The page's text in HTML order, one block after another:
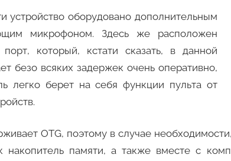
устройство оборудовано дополнительным
микрофоном. Здесь же расположен
порт, который, кстати сказать, в данной
безо всяких задержек очень оперативно,
легко берет на себя функции пульта от
OTG, поэтому в случае
накопитель памяти, а также вместе с